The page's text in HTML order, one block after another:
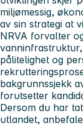
miljømessig,
av sin strategi at
NRVA forvalter
pålitelighet og
bakgrunnssjekk
forutsetter
Dersom du har
utlandet,